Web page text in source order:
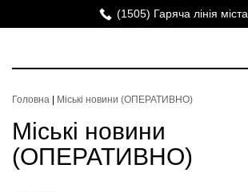
(1505) Гаряча лінія міста
Головна Міські новини (ОПЕРАТИВНО)
Міські новини
(ОПЕРАТИВНО)